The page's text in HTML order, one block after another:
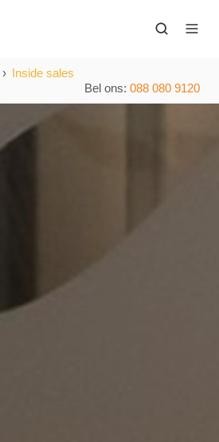
Inside sales
Bel ons: 088 080 9120